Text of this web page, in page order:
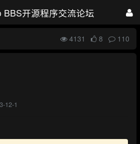
BBS开源程序交流论坛
4131 8 110
12-1